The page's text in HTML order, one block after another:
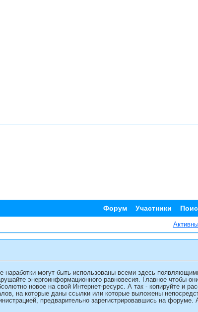
Форум Участники
могут быть использованы всеми здесь
энергоинформационного равновесия. Главное чтобы
новое на свой Интернет-ресурс. А так - копируйте и
на которые даны ссылки или которые выложены
предварительно зарегистрировавшись на